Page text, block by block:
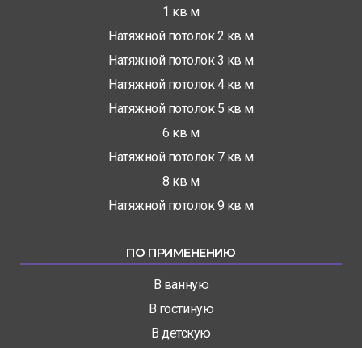
1 кв м
Натяжной потолок 2 кв м
Натяжной потолок 3 кв м
Натяжной потолок 4 кв м
Натяжной потолок 5 кв м
6 кв м
Натяжной потолок 7 кв м
8 кв м
Натяжной потолок 9 кв м
ПО ПРИМЕНЕНИЮ
В ванную
В гостиную
В детскую